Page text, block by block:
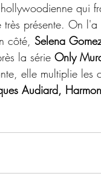
qui
présente. On
côté, Selena
la série Only
elle multiplie les
Audiard,